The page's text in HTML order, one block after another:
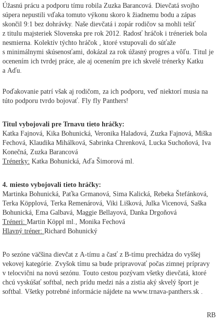
Úžasnú prácu a podporu tímu robila Zuzka Barancová. Dievčatá svojho
súpera nepustili vďaka tomuto výkonu skoro k žiadnemu bodu a zápas
skončil 9:1 bez dohrávky. Naše dievčatá i zopár rodičov sa mohli tešiť
z titulu majsteriek Slovenska pre rok 2012. Radosť hráčok i tréneriek bola
nesmierna. Kolektív týchto hráčok , ktoré vstupovali do súťaže
s minimálnymi skúsenosťami, dokázal za rok úžasný progres a vôľu. Titul je
ocenením ich tvrdej práce, ale aj ocenením pre ich skvelé trénerky Katku
a Aďu.
Poďakovanie patrí však aj rodičom, za ich podporu, veď niektorí musia na
túto podporu tvrdo bojovať. Fly fly Panthers!
Titul vybojovali pre Trnavu tieto hráčky:
Katka Fajnová, Kika Bohunická, Veronika Haladová, Zuzka Fajnová, Miška
Fechová, Klaudika Mihálková, Sabrinka Chrenková, Lucka Suchoňová, Iva
Konečná, Zuzka Barancová
Trénerky: Katka Bohunická, Aďa Šimorová ml.
4. miesto vybojovali tieto hráčky:
Martinka Bohunická, Paťka Grmanová, Sima Kalická, Rebeka Štefánková,
Terka Köpplová, Terka Remenárová, Viki Lišková, Julka Vicenová, Saška
Bohunická, Ema Galbavá, Maggie Bellayová, Danka Drgoňová
Tréneri: Martin Köppl ml., Monika Fechová
Hlavný tréner: Richard Bohunický
Po sezóne väčšina dievčat z A-tímu a časť z B-tímu prechádza do vyššej
vekovej kategórie. Zvyšok tímu sa bude pripravovať počas zimnej prípravy
v telocvični na novú sezónu. Touto cestou pozývam všetky dievčatá, ktoré
chcú vyskúšať softbal, nech prídu medzi nás a zistia aký skvelý šport je
softbal. Všetky potrebné informácie nájdete na www.trnava-panthers.sk .
RB